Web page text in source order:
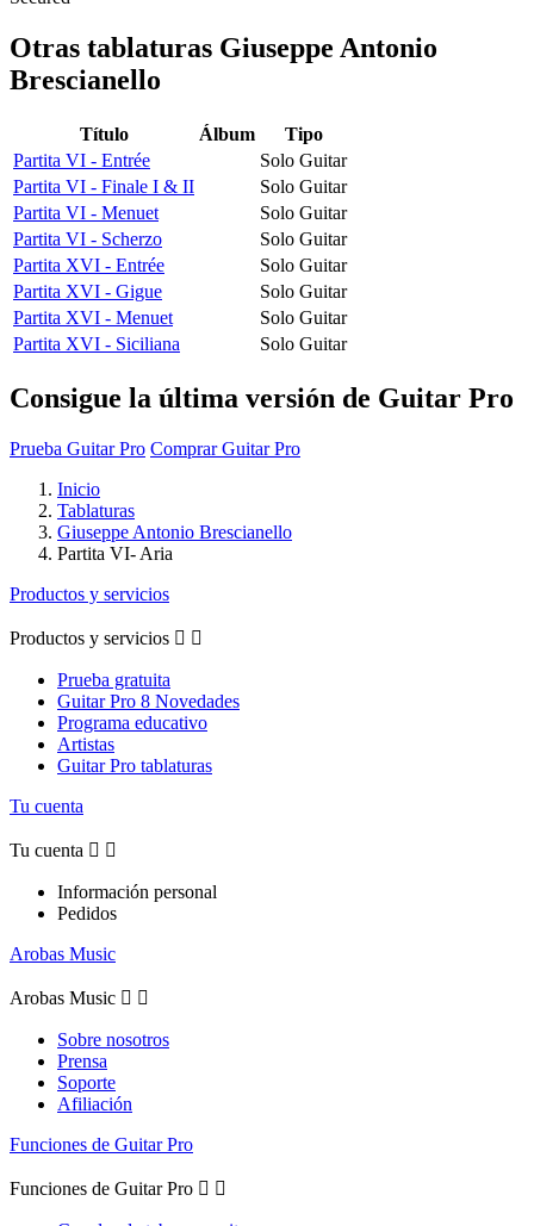
Otras tablaturas Giuseppe Antonio
Brescianello
Título Álbum
Tipo
Partita VI - Entrée
Solo Guitar
Partita VI - Finale I & II
Solo Guitar
Partita VI - Menuet
Solo Guitar
Partita VI - Scherzo
Solo Guitar
Partita XVI - Entrée
Solo Guitar
Partita XVI - Gigue
Solo Guitar
Partita XVI - Menuet
Solo Guitar
Partita XVI - Siciliana
Solo Guitar
Consigue la última versión de Guitar Pro
Prueba Guitar Pro Comprar Guitar Pro
Inicio
Tablaturas
Giuseppe Antonio Brescianello
Partita VI- Aria
Productos y servicios
Productos y servicios  
Prueba gratuita
Guitar Pro 8 Novedades
Programa educativo
Artistas
Guitar Pro tablaturas
Tu cuenta
Tu cuenta  
Información personal
Pedidos
Arobas Music
Arobas Music  
Sobre nosotros
Prensa
Soporte
Afiliación
Funciones de Guitar Pro
Funciones de Guitar Pro  